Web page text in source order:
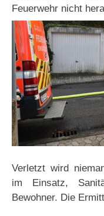
Feuerwehr nicht
Verletzt wird
im Einsatz,
Bewohner. Die